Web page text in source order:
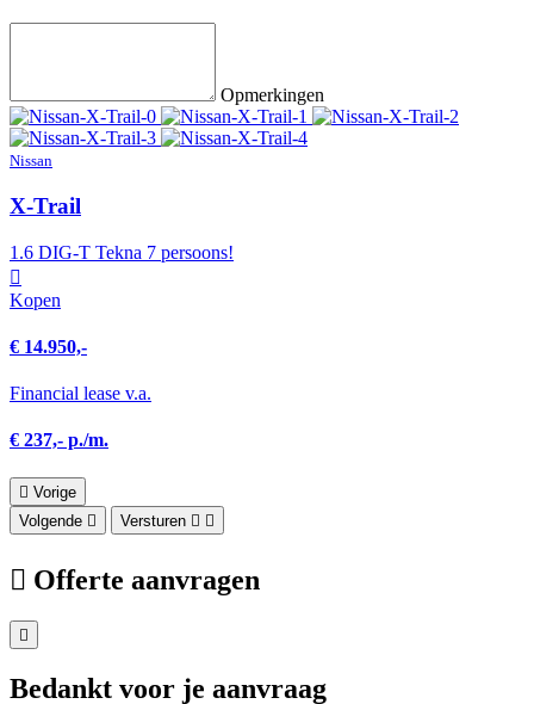
Opmerkingen
Nissan
X-Trail
1.6 DIG-T Tekna 7 persoons!
Kopen
€ 14.950,-
Financial lease v.a.
€ 237,- p./m.
Vorige
Volgende
Versturen
Offerte aanvragen
Bedankt voor je aanvraag